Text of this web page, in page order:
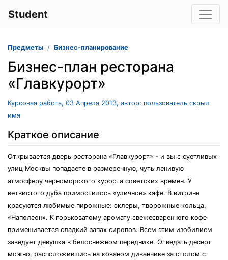
Student
Предметы Бизнес-планирование
Бизнес-план ресторана
«Главкурорт»
Курсовая работа, 03 Апреля 2013, автор: пользователь скрыл
имя
Краткое описание
Открывается дверь ресторана «Главкурорт» - и вы с суетливых
улиц Москвы попадаете в размеренную, чуть ленивую
атмосферу черноморского курорта советских времен. У
ветвистого дуба примостилось «уличное» кафе. В витрине
красуются любимые пирожные: эклеры, творожные кольца,
«Наполеон». К горьковатому аромату свежесваренного кофе
примешивается сладкий запах сиропов. Всем этим изобилием
заведует девушка в белоснежном переднике. Отведать десерт
можно, расположившись на кованом диванчике за столом с